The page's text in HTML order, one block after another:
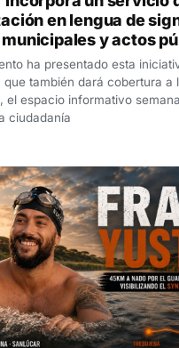
en lengua de
y actos
ha presentado esta
que también dará cobertura a
el espacio informativo
ciudadanía